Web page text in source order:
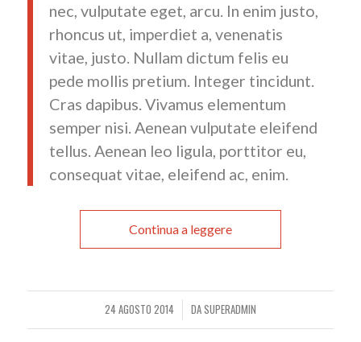
nec, vulputate eget, arcu. In enim justo,
rhoncus ut, imperdiet a, venenatis
vitae, justo. Nullam dictum felis eu
pede mollis pretium. Integer tincidunt.
Cras dapibus. Vivamus elementum
semper nisi. Aenean vulputate eleifend
tellus. Aenean leo ligula, porttitor eu,
consequat vitae, eleifend ac, enim.
Continua a leggere
24 AGOSTO 2014
/ DASUPERADMIN